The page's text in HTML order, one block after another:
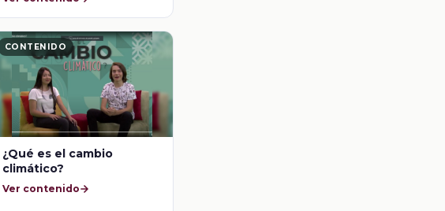
CONTENIDO
¿Qué es el cambio
climático?
Ver contenido